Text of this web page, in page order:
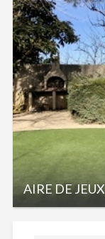
AIRE DE JEUX